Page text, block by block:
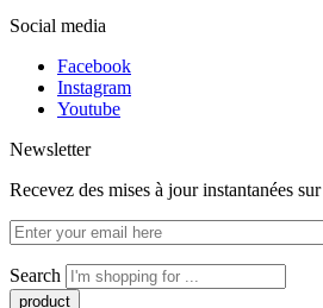
Social media
Facebook
Instagram
Youtube
Newsletter
Recevez des mises à jour instantanées
Search